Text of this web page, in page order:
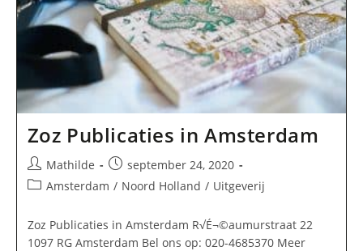
Zoz Publicaties in Amsterdam
Bericht
auteur:
Mathilde
Bericht
gepubliceerd
september 24, 2020
Berichtcategorie:
Amsterdam / Noord Holland / Uitgeverij
Zoz Publicaties in Amsterdam R√É¬©aumurstraat 22
1097 RG Amsterdam Bel ons op: 020-4685370 Meer